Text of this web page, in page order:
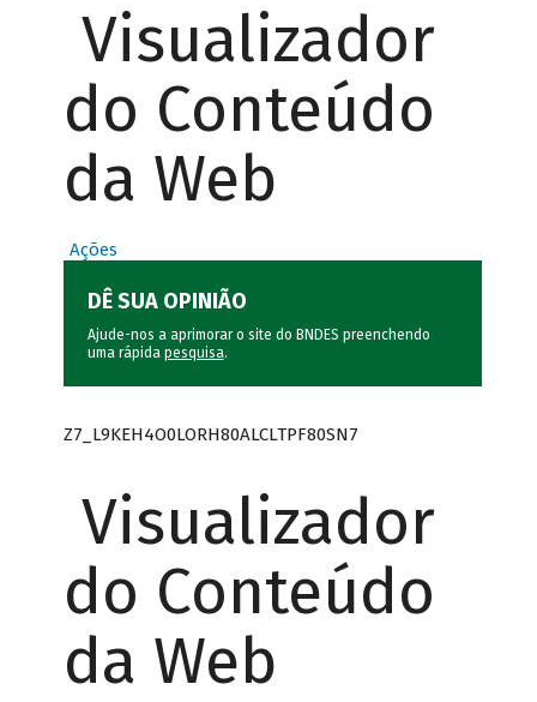
Visualizador
do Conteúdo
da Web
Ações
DÊ SUA OPINIÃO
Ajude-nos a aprimorar o site do BNDES preenchendo
uma rápida pesquisa.
Z7_L9KEH4O0LORH80ALCLTPF80SN7
Visualizador
do Conteúdo
da Web